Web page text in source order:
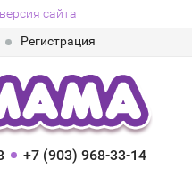
сайта
Регистрация
+7 (903) 968-33-14